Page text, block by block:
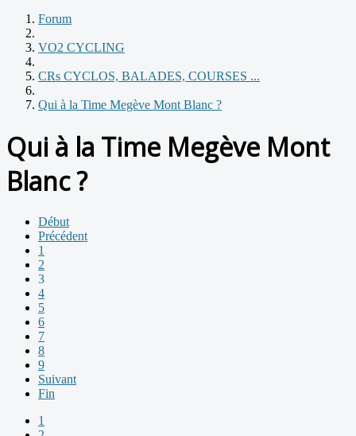
Forum
VO2 CYCLING
CRs CYCLOS, BALADES, COURSES ...
Qui à la Time Megève Mont Blanc ?
Qui à la Time Megève Mont
Blanc ?
Début
Précédent
1
2
3
4
5
6
7
8
9
Suivant
Fin
1